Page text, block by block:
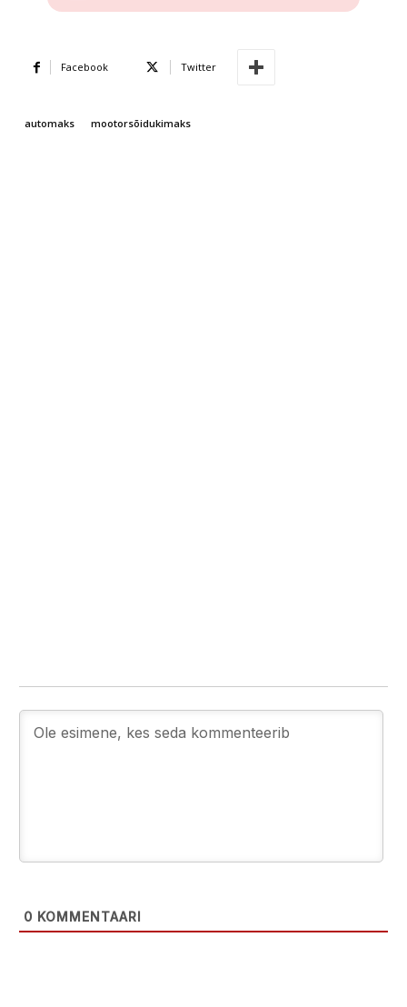
Facebook Twitter
automaks mootorsõidukimaks
0 KOMMENTAARI